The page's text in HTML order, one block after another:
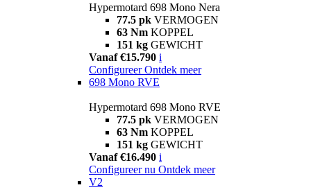
Hypermotard 698 Mono Nera
77.5 pk VERMOGEN
63 Nm KOPPEL
151 kg GEWICHT
Vanaf €15.790 i
Configureer Ontdek meer
698 Mono RVE
Hypermotard 698 Mono RVE
77.5 pk VERMOGEN
63 Nm KOPPEL
151 kg GEWICHT
Vanaf €16.490 i
Configureer nu Ontdek meer
V2